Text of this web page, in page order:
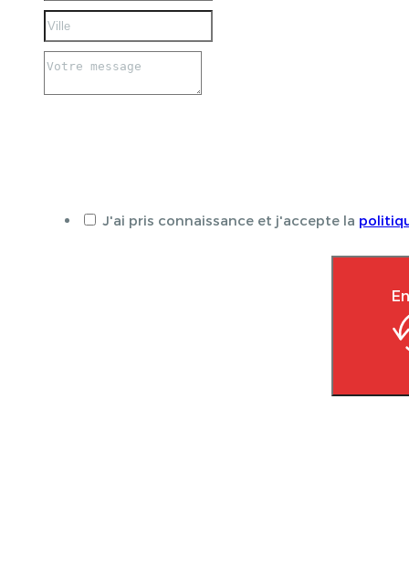
J'ai pris connaissance et j'accepte la